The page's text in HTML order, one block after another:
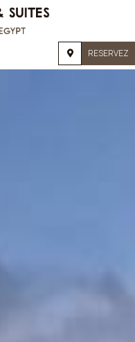
RESERVEZ